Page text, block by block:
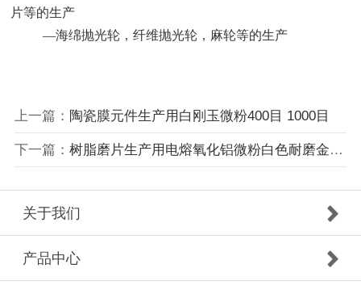
片等的生产
—海绵抛光轮，纤维抛光轮，麻轮等的生产
上一篇： 陶瓷膜元件生产用白刚玉微粉400目 1000目
下一篇： 树脂磨片生产用电熔氧化铝微粉白色耐磨金刚砂微粉1200目
关于我们
产品中心